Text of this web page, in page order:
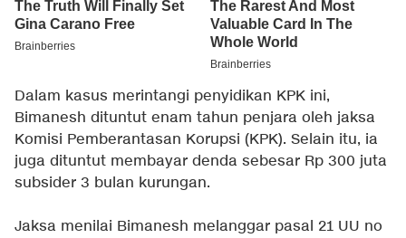
Dalam kasus merintangi penyidikan KPK ini,
Bimanesh dituntut enam tahun penjara oleh jaksa
Komisi Pemberantasan Korupsi (KPK). Selain itu, ia
juga dituntut membayar denda sebesar Rp 300 juta
subsider 3 bulan kurungan.
Jaksa menilai Bimanesh melanggar pasal 21 UU no